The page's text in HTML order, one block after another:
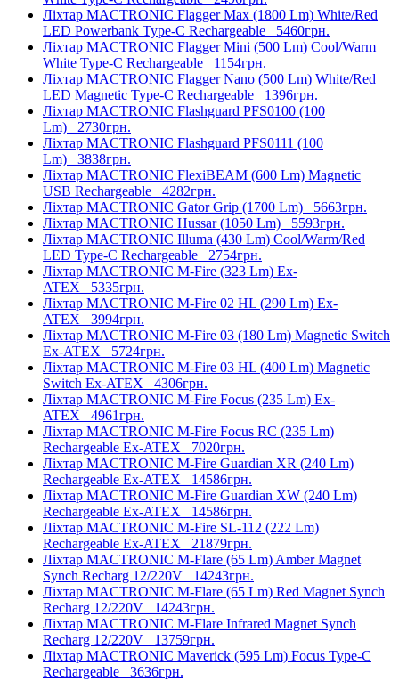
Ліхтар MACTRONIC Flagger Max (1800 Lm) White/Red
LED Powerbank Type-C Rechargeable 5460грн.
Ліхтар MACTRONIC Flagger Mini (500 Lm) Cool/Warm
White Type-C Rechargeable 1154грн.
Ліхтар MACTRONIC Flagger Nano (500 Lm) White/Red
LED Magnetic Type-C Rechargeable 1396грн.
Ліхтар MACTRONIC Flashguard PFS0100 (100
Lm) 2730грн.
Ліхтар MACTRONIC Flashguard PFS0111 (100
Lm) 3838грн.
Ліхтар MACTRONIC FlexiBEAM (600 Lm) Magnetic
USB Rechargeable 4282грн.
Ліхтар MACTRONIC Gator Grip (1700 Lm) 5663грн.
Ліхтар MACTRONIC Hussar (1050 Lm) 5593грн.
Ліхтар MACTRONIC Illuma (430 Lm) Cool/Warm/Red
LED Type-C Rechargeable 2754грн.
Ліхтар MACTRONIC M-Fire (323 Lm) Ex-
ATEX 5335грн.
Ліхтар MACTRONIC M-Fire 02 HL (290 Lm) Ex-
ATEX 3994грн.
Ліхтар MACTRONIC M-Fire 03 (180 Lm) Magnetic Switch
Ex-ATEX 5724грн.
Ліхтар MACTRONIC M-Fire 03 HL (400 Lm) Magnetic
Switch Ex-ATEX 4306грн.
Ліхтар MACTRONIC M-Fire Focus (235 Lm) Ex-
ATEX 4961грн.
Ліхтар MACTRONIC M-Fire Focus RC (235 Lm)
Rechargeable Ex-ATEX 7020грн.
Ліхтар MACTRONIC M-Fire Guardian XR (240 Lm)
Rechargeable Ex-ATEX 14586грн.
Ліхтар MACTRONIC M-Fire Guardian XW (240 Lm)
Rechargeable Ex-ATEX 14586грн.
Ліхтар MACTRONIC M-Fire SL-112 (222 Lm)
Rechargeable Ex-ATEX 21879грн.
Ліхтар MACTRONIC M-Flare (65 Lm) Amber Magnet
Synch Recharg 12/220V 14243грн.
Ліхтар MACTRONIC M-Flare (65 Lm) Red Magnet Synch
Recharg 12/220V 14243грн.
Ліхтар MACTRONIC M-Flare Infrared Magnet Synch
Recharg 12/220V 13759грн.
Ліхтар MACTRONIC Maverick (595 Lm) Focus Type-C
Rechargeable 3636грн.